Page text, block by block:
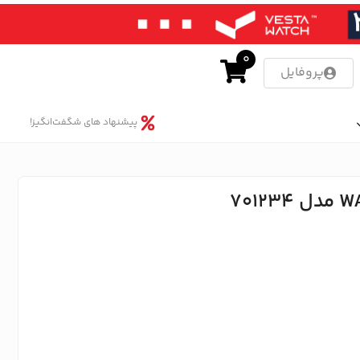
پروفایل
0
پیشنهاد های شگفت‌انگیز!